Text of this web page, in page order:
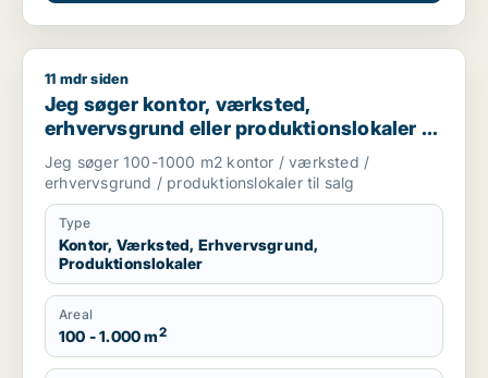
Jeg søger kontor, værksted, erhvervsgrund eller
11 mdr siden
Jeg søger kontor, værksted,
erhvervsgrund eller produktionslokaler til
salg i Storkøbenhavn
Jeg søger 100-1000 m2 kontor / værksted /
erhvervsgrund / produktionslokaler til salg
Type
Kontor, Værksted, Erhvervsgrund,
Produktionslokaler
Areal
100 - 1.000 m2